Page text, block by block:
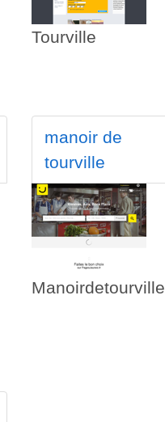
Tourville
manoir de
tourville
Manoirdetourville